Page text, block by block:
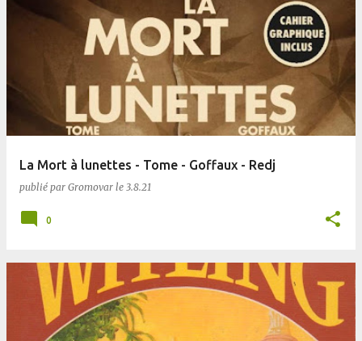
La Mort à lunettes - Tome - Goffaux - Redj
publié par Gromovar le 3.8.21
0